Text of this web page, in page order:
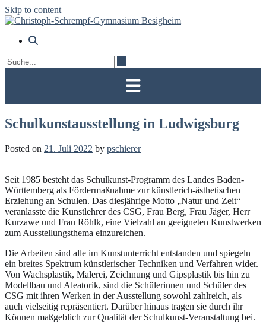
Skip to content
Schulkunstausstellung in Ludwigsburg
Posted on 21. Juli 2022 by pschierer
Seit 1985 besteht das Schulkunst-Programm des Landes Baden-
Württemberg als Fördermaßnahme zur künstlerich-ästhetischen
Erziehung an Schulen. Das diesjährige Motto „Natur und Zeit“
veranlasste die Kunstlehrer des CSG, Frau Berg, Frau Jäger, Herr
Kurzawe und Frau Röhlk, eine Vielzahl an geeigneten Kunstwerken
zum Ausstellungsthema einzureichen.
Die Arbeiten sind alle im Kunstunterricht entstanden und spiegeln
ein breites Spektrum künstlerischer Techniken und Verfahren wider.
Von Wachsplastik, Malerei, Zeichnung und Gipsplastik bis hin zu
Modellbau und Aleatorik, sind die Schülerinnen und Schüler des
CSG mit ihren Werken in der Ausstellung sowohl zahlreich, als
auch vielseitig repräsentiert. Darüber hinaus tragen sie durch ihr
Können maßgeblich zur Qualität der Schulkunst-Veranstaltung bei.